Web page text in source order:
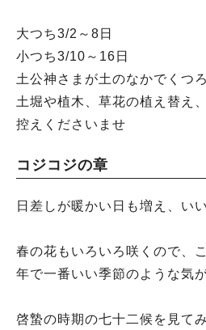
大つち3/2～8日
小つち3/10～16日
土公神さまが土のなかでくつ
土堀や植木、草花の植え替え
控えくださいませ
コジコジの章
日差しが暖かい日も増え、い
春の花もいろいろ咲くので、
年で一番いい季節のような気
啓蟄の時期の七十二候を見てみ